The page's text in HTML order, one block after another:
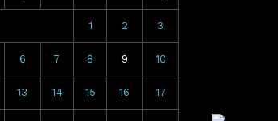
1 2 3
6 7 8 9 10
13 14 15 16 17